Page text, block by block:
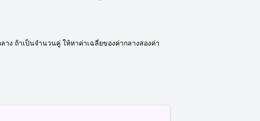
ง ถ้าเป็นจำนวนคู่ ให้หาค่าเฉลี่ยของค่ากลางสองค่า